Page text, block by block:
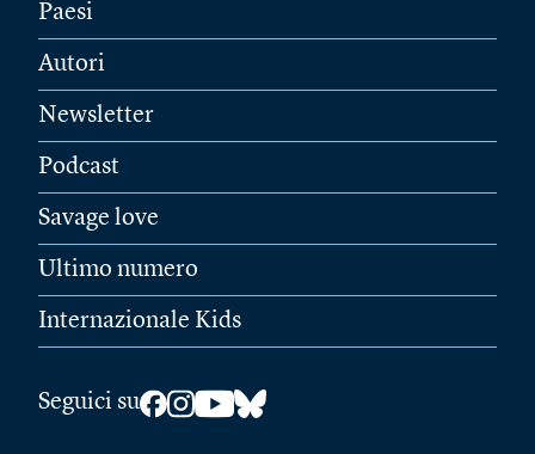
Paesi
Autori
Newsletter
Podcast
Savage love
Ultimo numero
Internazionale Kids
Seguici su